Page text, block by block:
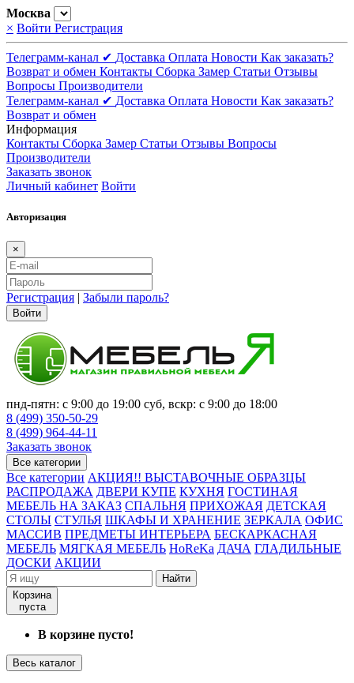
Москва
× Войти Регистрация
Телеграмм-канал ✔ Доставка Оплата Новости Как заказать?
Возврат и обмен Контакты Сборка Замер Статьи Отзывы
Вопросы Производители
Телеграмм-канал ✔ Доставка Оплата Новости Как заказать?
Возврат и обмен
Информация
Контакты Сборка Замер Статьи Отзывы Вопросы
Производители
Заказать звонок
Личный кабинет Войти
Авторизация
×
Регистрация | Забыли пароль?
Войти
пнд-пятн: с 9:00 до 19:00 суб, вскр: с 9:00 до 18:00
8 (499) 350-50-29
8 (499) 964-44-11
Заказать звонок
Все категории
Все категории АКЦИЯ!! ВЫСТАВОЧНЫЕ ОБРАЗЦЫ
РАСПРОДАЖА ДВЕРИ КУПЕ КУХНЯ ГОСТИНАЯ
МЕБЕЛЬ НА ЗАКАЗ СПАЛЬНЯ ПРИХОЖАЯ ДЕТСКАЯ
СТОЛЫ СТУЛЬЯ ШКАФЫ И ХРАНЕНИЕ ЗЕРКАЛА ОФИС
МАССИВ ПРЕДМЕТЫ ИНТЕРЬЕРА БЕСКАРКАСНАЯ
МЕБЕЛЬ МЯГКАЯ МЕБЕЛЬ HoReKa ДАЧА ГЛАДИЛЬНЫЕ
ДОСКИ АКЦИИ
Найти
Корзина
пуста
В корзине пусто!
Весь каталог